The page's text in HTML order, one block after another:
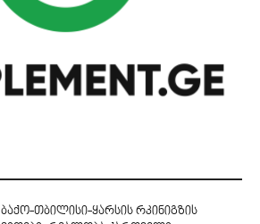
ბაქო-თბილისი-ყარსის რკინიგზის